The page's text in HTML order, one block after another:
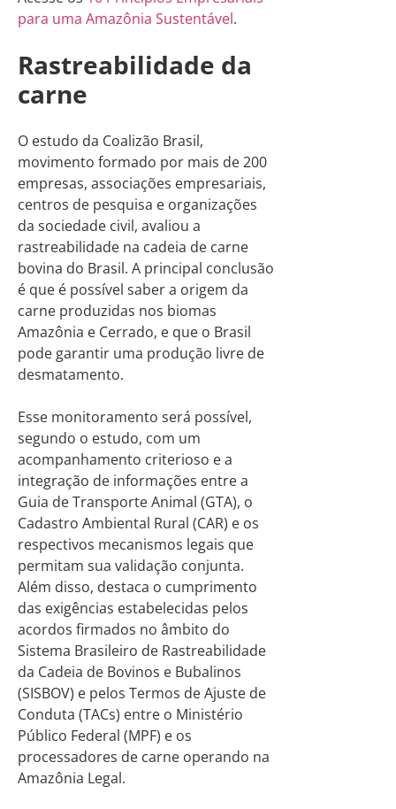
para uma Amazônia Sustentável.
Rastreabilidade da
carne
O estudo da Coalizão Brasil,
movimento formado por mais de 200
empresas, associações empresariais,
centros de pesquisa e organizações
da sociedade civil, avaliou a
rastreabilidade na cadeia de carne
bovina do Brasil. A principal conclusão
é que é possível saber a origem da
carne produzidas nos biomas
Amazônia e Cerrado, e que o Brasil
pode garantir uma produção livre de
desmatamento.
Esse monitoramento será possível,
segundo o estudo, com um
acompanhamento criterioso e a
integração de informações entre a
Guia de Transporte Animal (GTA), o
Cadastro Ambiental Rural (CAR) e os
respectivos mecanismos legais que
permitam sua validação conjunta.
Além disso, destaca o cumprimento
das exigências estabelecidas pelos
acordos firmados no âmbito do
Sistema Brasileiro de Rastreabilidade
da Cadeia de Bovinos e Bubalinos
(SISBOV) e pelos Termos de Ajuste de
Conduta (TACs) entre o Ministério
Público Federal (MPF) e os
processadores de carne operando na
Amazônia Legal.